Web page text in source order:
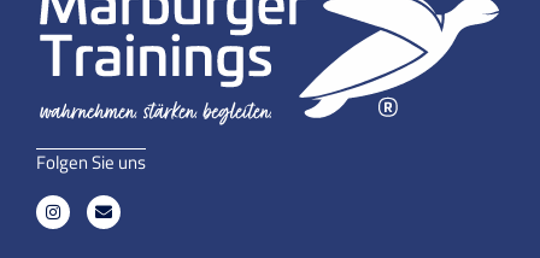
Folgen Sie uns